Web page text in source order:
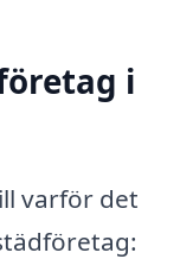
i
varför det